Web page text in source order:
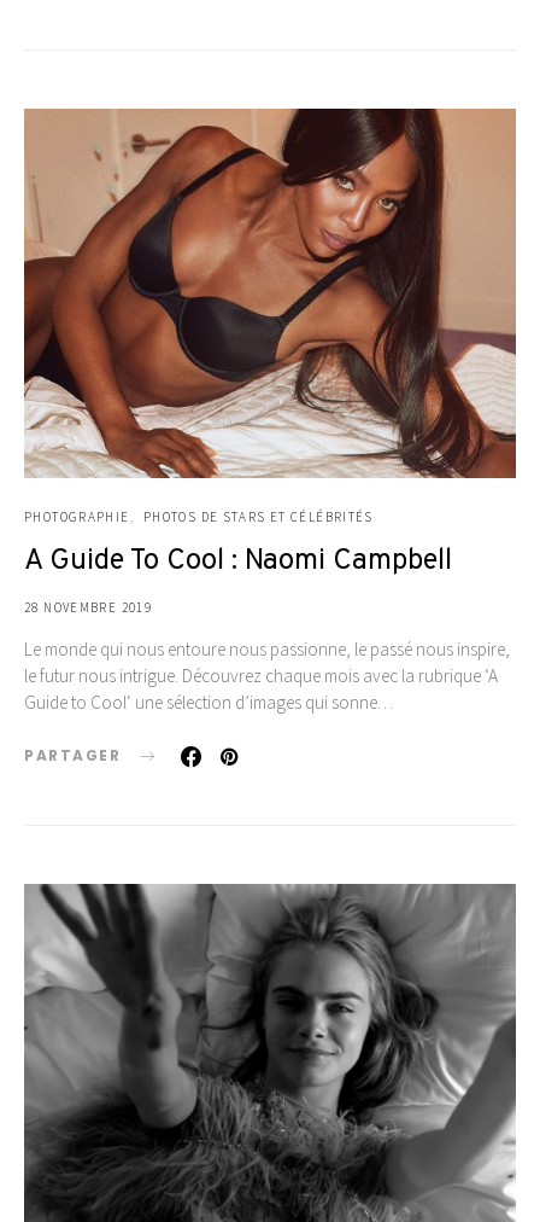
PHOTOGRAPHIE PHOTOS DE STARS ET CÉLÉBRITÉS
A Guide To Cool : Naomi Campbell
28 NOVEMBRE 2019
Le monde qui nous entoure nous passionne, le passé nous inspire,
le futur nous intrigue. Découvrez chaque mois avec la rubrique ‘A
Guide to Cool‘ une sélection d’images qui sonne…
PARTAGER